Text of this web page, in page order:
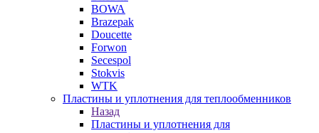
BOWA
Brazepak
Doucette
Forwon
Secespol
Stokvis
WTK
Пластины и уплотнения для теплообменников
Назад
Пластины и уплотнения для